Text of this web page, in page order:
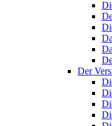
Der